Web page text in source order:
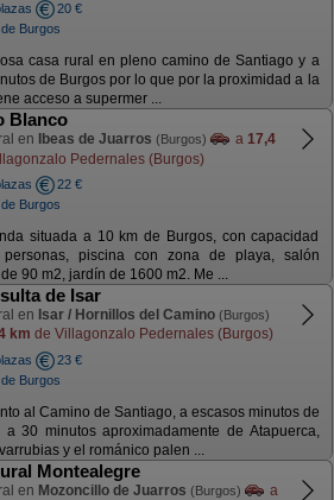
20 €
Burgos
casa rural en pleno camino de Santiago y a
de Burgos por lo que por la proximidad a la
acceso a supermer ...
Blanco
en Ibeas de Juarros (Burgos) a 17,4
Pedernales (Burgos)
22 €
Burgos
situada a 10 km de Burgos, con capacidad
piscina con zona de playa, salón
90 m2, jardín de 1600 m2. Me ...
de Isar
en Isar / Hornillos del Camino (Burgos)
km de Villagonzalo Pedernales (Burgos)
23 €
Burgos
al Camino de Santiago, a escasos minutos de
a 30 minutos aproximadamente de Atapuerca,
y el románico palen ...
Montealegre
en Mozoncillo de Juarros (Burgos)
a